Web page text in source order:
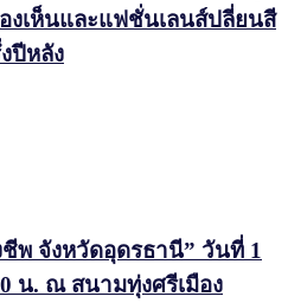
งเห็นและแฟชั่นเลนส์ปลี่ยนสี
ปีหลัง
พ จังหวัดอุดรธานี” วันที่ 1
น. ณ สนามทุ่งศรีเมือง